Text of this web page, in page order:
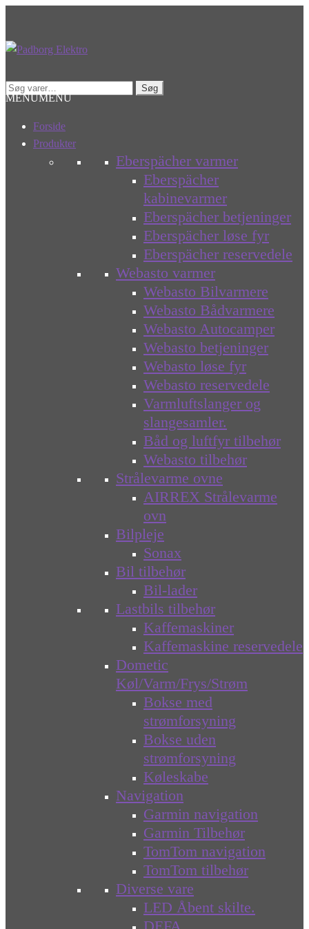
Spring
Spring
Søg
efter:
Søg
MENUMENU
Forside
Produkter
Eberspächer varmer
Eberspächer
kabinevarmer
Eberspächer betjeninger
Eberspächer løse fyr
Eberspächer reservedele
Webasto varmer
Webasto Bilvarmere
Webasto Bådvarmere
Webasto Autocamper
Webasto betjeninger
Webasto løse fyr
Webasto reservedele
Varmluftslanger og
slangesamler.
Båd og luftfyr tilbehør
Webasto tilbehør
Strålevarme ovne
AIRREX Strålevarme
ovn
Bilpleje
Sonax
Bil tilbehør
Bil-lader
Lastbils tilbehør
Kaffemaskiner
Kaffemaskine reservedele
Dometic
Køl/Varm/Frys/Strøm
Bokse med
strømforsyning
Bokse uden
strømforsyning
Køleskabe
Navigation
Garmin navigation
Garmin Tilbehør
TomTom navigation
TomTom tilbehør
Diverse vare
LED Åbent skilte.